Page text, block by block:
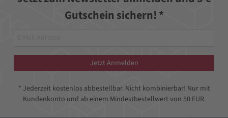
Gutschein sichern! *
Jetzt Anmelden
* Jederzeit kostenlos abbestellbar. Nicht kombinierbar! Nur mit
Kundenkonto und ab einem Mindestbestellwert von 50 EUR.